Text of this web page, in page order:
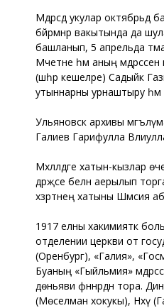
Мәдрәсәдә укулар октябрьдә
бәйрәмнәр вакытында да
башланып, 5 апрельда
Мәчетне һәм аның
(шәһәр кешеләре) Садыйк
утыннарны урнаштыру һәм
Ульяновск архивы
Галиев Гарифулла
Мәхәлләдәге хатын-кызлар
дәрәҗәсе белән аерылып
хәзрәтнең хатыны Шәмсия
1917 елны хакимияткә
отделении церкви от
(Оренбург), «Галия»,
Буаның «Гыйльмия»
дөньяви фәннәрдән тора.
(Мөселман хокукы), Нәхү